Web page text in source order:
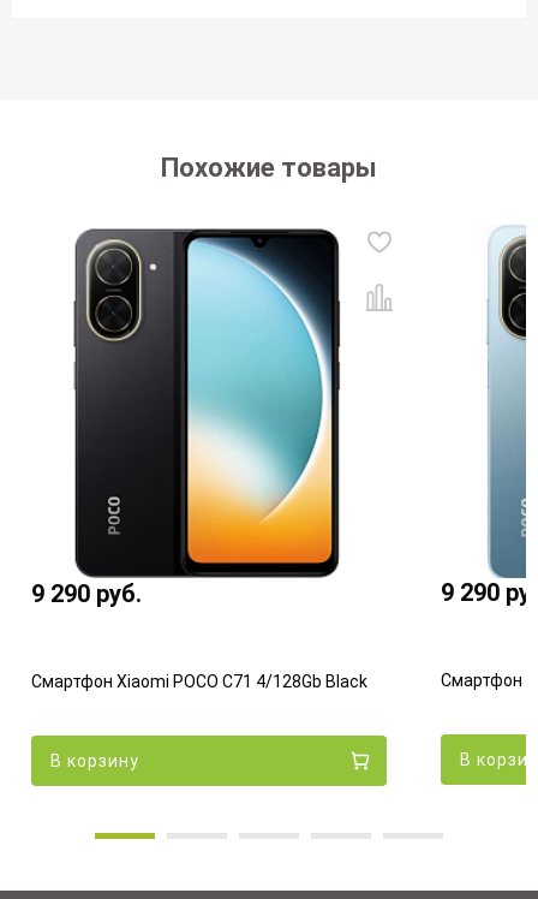
Похожие товары
9 290 руб.
Смартфон Xiaomi POCO C71 4/128Gb Black
В корзину
9 290
Смартфон
В